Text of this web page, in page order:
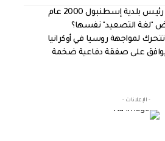
إسطنبول 2000 عام
"لغة التصعيد" نفسها؟
تتحرك لمواجهة روسيا في أوكرانيا
يوافق على صفقة دفاعية ضخمة
- الإعلانات -